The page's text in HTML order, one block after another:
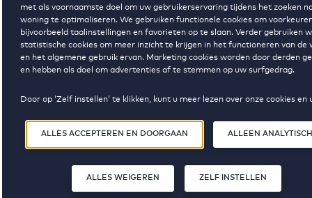
met als voornaamste doel om uw gebruikerservaring tijdens het zoeken
woning te optimaliseren. We gebruiken functionele cookies om
bijvoorbeeld taalinstellingen en favorieten op te slaan. Verder gebruiken
statistische cookies om meer inzicht te krijgen in het functioneren van de
en het algemene gebruik ervan. Marketing cookies worden door derden
en hebben als doel om advertenties af te stemmen op uw surfgedrag.
Door op ‘Zelf instellen’ te klikken, kunt u meer lezen over onze cookies en
akkoord met het gebruik van cookies zoals omschreven in onze
Cookieverklaring.
ALLES ACCEPTEREN EN DOORGAAN ALLEEN ANALYTISCH
ALLES WEIGEREN ZELF INSTELLEN
451 Utrecht
huurprijs p.m.
2
slaapkamer(s)
102 m²
oppervlakte